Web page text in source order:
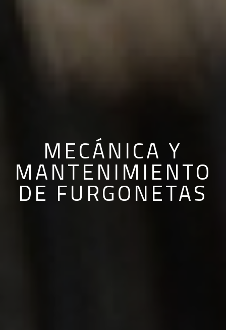
MECÁNICA Y
MANTENIMIENTO
DE FURGONETAS